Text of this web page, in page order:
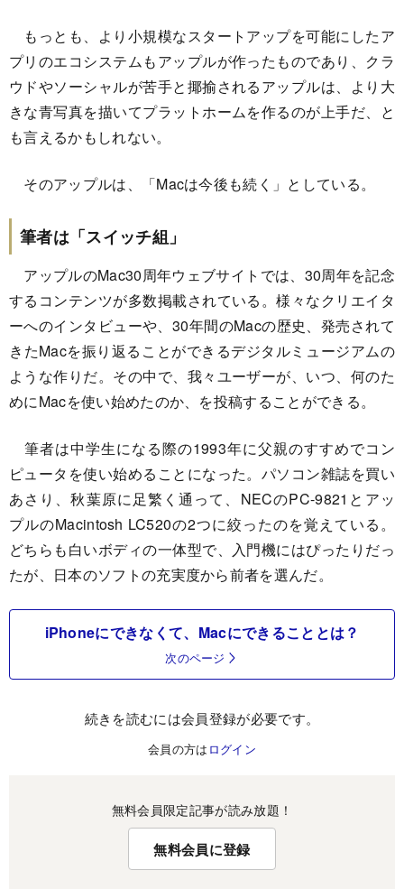
もっとも、より小規模なスタートアップを可能にしたア
プリのエコシステムもアップルが作ったものであり、クラ
ウドやソーシャルが苦手と揶揄されるアップルは、より大
きな青写真を描いてプラットホームを作るのが上手だ、と
も言えるかもしれない。
そのアップルは、「Macは今後も続く」としている。
筆者は「スイッチ組」
アップルのMac30周年ウェブサイトでは、30周年を記念
するコンテンツが多数掲載されている。様々なクリエイタ
ーへのインタビューや、30年間のMacの歴史、発売されて
きたMacを振り返ることができるデジタルミュージアムの
ような作りだ。その中で、我々ユーザーが、いつ、何のた
めにMacを使い始めたのか、を投稿することができる。
筆者は中学生になる際の1993年に父親のすすめでコン
ピュータを使い始めることになった。パソコン雑誌を買い
あさり、秋葉原に足繁く通って、NECのPC-9821とアッ
プルのMacintosh LC520の2つに絞ったのを覚えている。
どちらも白いボディの一体型で、入門機にはぴったりだっ
たが、日本のソフトの充実度から前者を選んだ。
iPhoneにできなくて、Macにできることとは？
次のページ
続きを読むには会員登録が必要です。
会員の方は ログイン
無料会員限定記事が読み放題！
無料会員に登録